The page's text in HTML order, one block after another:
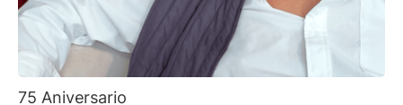
75 Aniversario